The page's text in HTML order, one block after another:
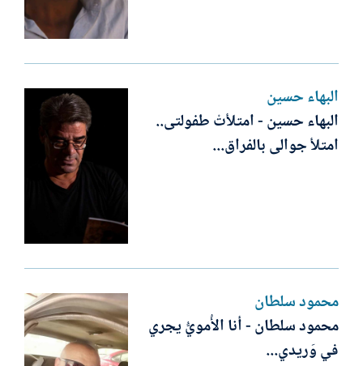
البهاء حسين
البهاء حسين - امتلأتْ طفولتى..
امتلأ جوالى بالفراق...
محمود سلطان
محمود سلطان - أنا الأُمويُّ يجري
في وَريدي...